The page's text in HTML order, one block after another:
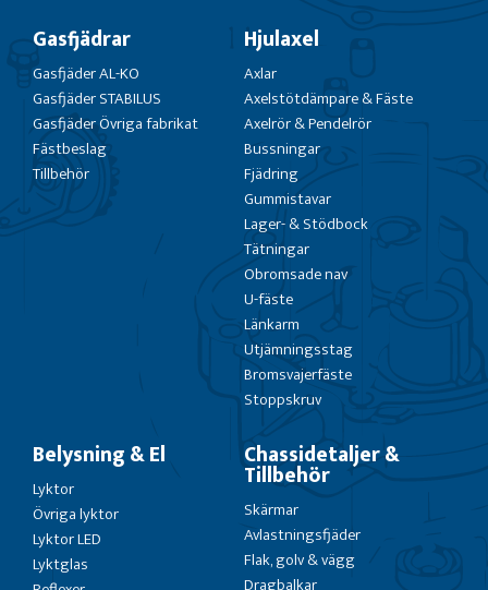
Gasfjädrar
Gasfjäder AL-KO
Gasfjäder STABILUS
Gasfjäder Övriga fabrikat
Fästbeslag
Tillbehör
Hjulaxel
Axlar
Axelstötdämpare & Fäste
Axelrör & Pendelrör
Bussningar
Fjädring
Gummistavar
Lager- & Stödbock
Tätningar
Obromsade nav
U-fäste
Länkarm
Utjämningsstag
Bromsvajerfäste
Stoppskruv
Belysning & El
Lyktor
Övriga lyktor
Lyktor LED
Lyktglas
Chassidetaljer &
Tillbehör
Skärmar
Avlastningsfjäder
Flak, golv & vägg